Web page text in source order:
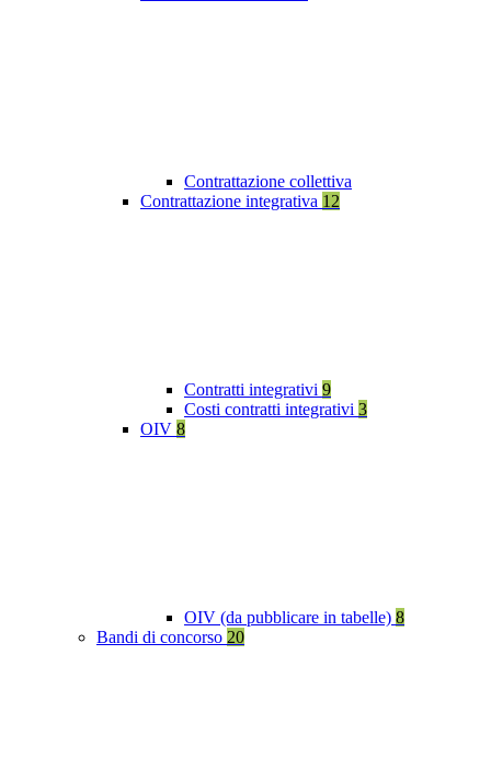
Contrattazione collettiva
Contrattazione integrativa 12
Contratti integrativi 9
Costi contratti integrativi 3
OIV 8
OIV (da pubblicare in tabelle) 8
Bandi di concorso 20